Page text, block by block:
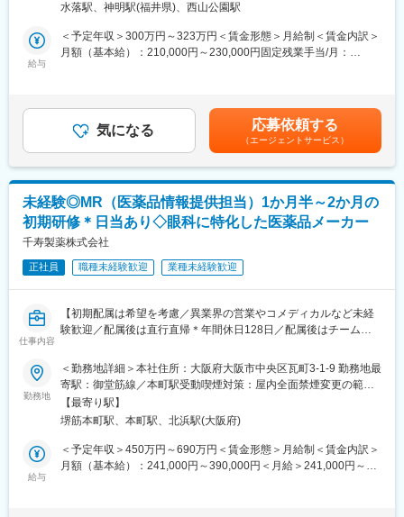
＜専門資格を取得できる＞
・入社後は、医薬品販売の専門知識を身につけるために、登録販
・資格取得後は、資格手当として給与にも反映されます。
・基本土日祝休み／年3回の大型連休あり
・残業20h以内
・スケジュールに合わせて直行直帰可
・転居を伴う転勤はありません
■やりがい：
・最近、健康のことで困っていることがないかなど、親身にお話
を聞くことで、お客様と信頼関係を築き、お客様の健康管理に貢
献することができます。
・「この薬すごく効き目があって良かったよ。」「こないだのリ
ンゴ酢美味しかった！ちょうどまた買おうと思ってたの。来てく
変更の範囲：会社の定める業務
※既に、取引のあるお客様先を訪問するスタイルです。
＜仕事の流れ＞
へ訪問をします。
・健康相談、新商品・サービスのご提案 など
※一部、新たに配置薬を置いていただくお客様への訪問がありま
す。
└配置薬は無料でおけるので、お客様も抵抗なく置いてくれる製
品です。
■未経験の方も安心！充実した研修制度：
・入社直後～2週間 ： OJT形式で、薬の種類や成分など基礎知識
を身につけます。
す。「会話のコツ」や「商品のご案内方法」といった実践的なス
キルを習得します。
・入社1カ月以降 ： 慣れてきたら独り立ち。既存のお客様をメイ
ンに訪問します。
＜専門資格を取得できる＞
水落駅、神明駅(福井県)、西山公園駅
給与
＜予定年収＞300万円～323万円＜賃金形態＞月給制＜賃金内訳＞
月額（基本給）：210,000円～230,000円固定残業手当/月：
年収は当社規定に基づき、年齢や経験に応じて決定します。・昇
給：年1回（4月）＜モデル給与＞※入社3年目平均基本給＋各種手
当＋業績連動給→総支給月額344,141円※業績連動給：月の予算達
成や売り上げに対して支払われます賃金はあくまでも目安の金額
であり、選考を通じて上下する可能性があります。月給(月額)は固
定手当を含めた表記です。
気になる 応募依頼する
（エージェントサービス）
未経験◎MR（医薬品情報提供担当）1か月半～2か月の
初期研修＊日当あり◇眼科に特化した医薬品メーカー
千寿製薬株式会社
正社員 職種未経験歓迎 業種未経験歓迎
仕事内容
【初期配属は希望を考慮／異業界の営業やコメディカルなど未経
験歓迎／配属後は直行直帰＊年間休日128日／配属後はチーム制
■職務内容：
医薬品の情報提供担当（MR）として、ドクターや医薬品卸へ訪
問、当社製品の提案・販売をお任せします。
＜具体的な業務内容＞
◎訪問先：主に大学病院や眼科クリニック
勤務地
＜勤務地詳細＞本社住所：大阪府大阪市中央区瓦町3-1-9 勤務地最
寄駅：御堂筋線／本町駅受動喫煙対策：屋内全面禁煙変更の範
囲：会社の定める事業所
【最寄り駅】
堺筋本町駅、本町駅、北浜駅(大阪府)
給与
＜予定年収＞450万円～690万円＜賃金形態＞月給制＜賃金内訳＞
月額（基本給）：241,000円～390,000円＜月給＞241,000円～